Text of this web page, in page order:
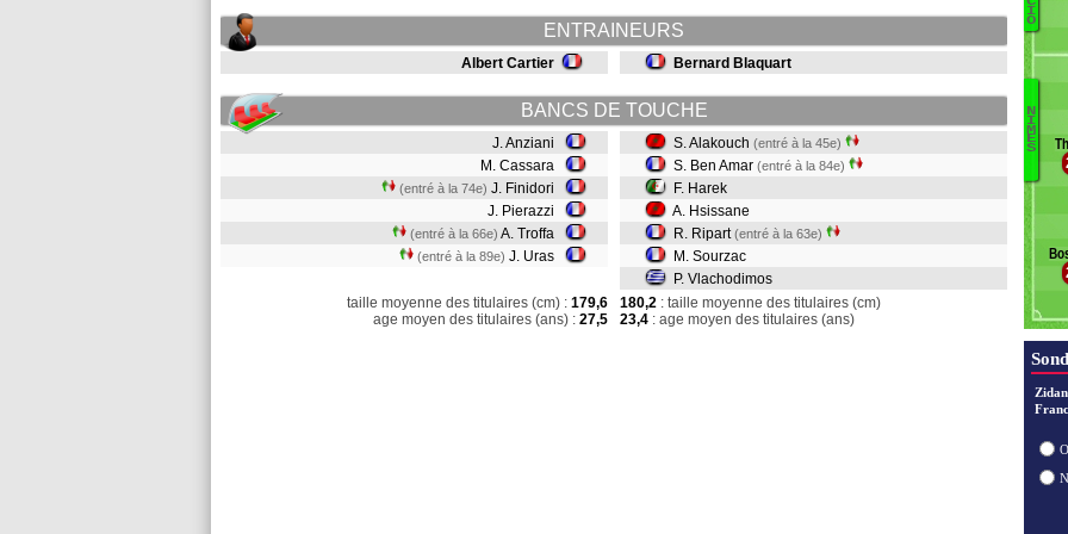
ENTRAINEURS
Albert Cartier Bernard Blaquart
BANCS DE TOUCHE
J. Anziani
M. Cassara
(entré à la 74e) J. Finidori
J. Pierazzi
(entré à la 66e) A. Troffa
(entré à la 89e) J. Uras
S. Alakouch (entré à la 45e)
S. Ben Amar (entré à la 84e)
F. Harek
A. Hsissane
R. Ripart(entré à la 63e)
M. Sourzac
P. Vlachodimos
taille moyenne des titulaires (cm) : 179,6
age moyen des titulaires (ans) : 27,5
180,2 : taille moyenne des titulaires (cm)
23,4 : age moyen des titulaires (ans)
I
O
N
I
M
E
S